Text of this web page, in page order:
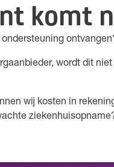
komt
wordt dit
wij kosten in